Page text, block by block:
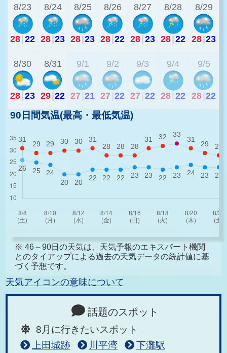
8/23
28|22
8/24
28|23
8/25
28|23
8/26
28|22
8/27
28|23
8/28
28|22
8/29
28|23
8/30
28|23
8/31
29|22
9/1
27 21
9/2
27 22
9/3
27 22
9/4
28 22
9/5
28 22
90日間気温(最高・最低気温)
※ 46～90日の天気は、天気予報のエキスパート機関
とのタイアップによる過去の天気データの統計値に基
づく予想です。
天気アイコンの意味について
話題のスポット
8月に行きたいスポット
上田城跡
川平湾
下灘駅